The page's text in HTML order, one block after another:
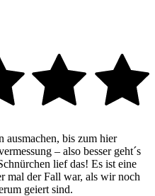
ausmachen, bis zum hier
– also besser geht´s
lief das! Es ist eine
mal der Fall war, als wir noch
geiert sind.